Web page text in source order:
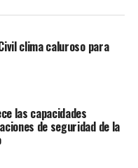
clima caluroso para
las capacidades
de seguridad de la